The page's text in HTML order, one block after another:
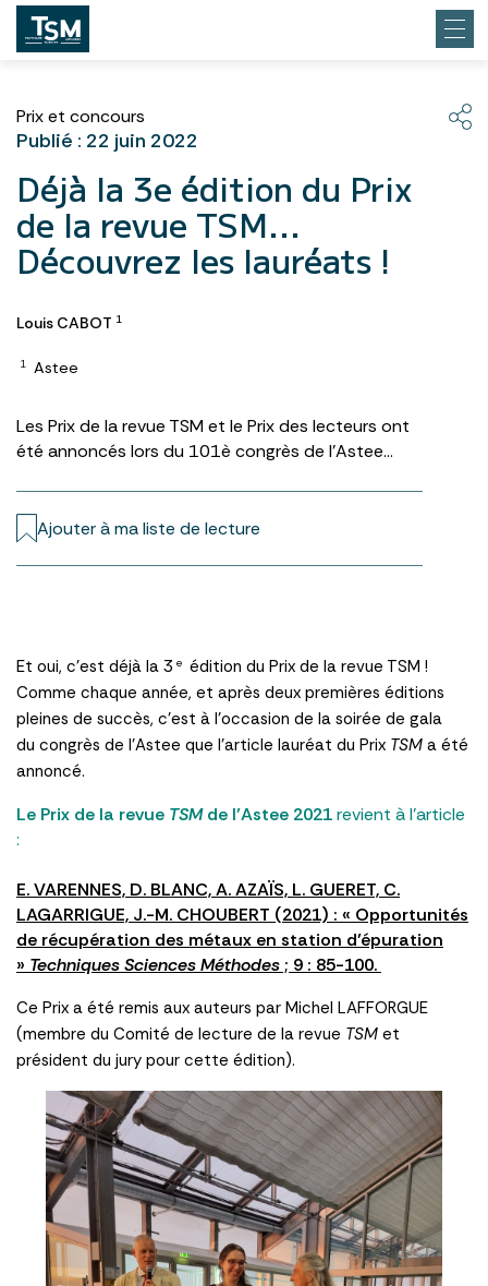
Prix et concours
Publié : 22 juin 2022
Déjà la 3e édition du Prix
de la revue TSM...
Découvrez les lauréats !
Louis CABOT 1
1 Astee
Les Prix de la revue TSM et le Prix des lecteurs ont
été annoncés lors du 101è congrès de l’Astee…
Ajouter à ma liste de lecture
Et oui, c’est déjà la 3 e édition du Prix de la revue TSM !
Comme chaque année, et après deux premières éditions
pleines de succès, c’est à l’occasion de la soirée de gala
du congrès de l’Astee que l’article lauréat du Prix TSM a été
annoncé.
Le Prix de la revue TSMde l’Astee 2021revient à l’article
:
E. VARENNES, D. BLANC, A. AZAÏS, L. GUERET, C.
LAGARRIGUE, J.-M. CHOUBERT (2021) : « Opportunités
de récupération des métaux en station d’épuration
» Techniques Sciences Méthodes ; 9 : 85-100.
Ce Prix a été remis aux auteurs par Michel LAFFORGUE
(membre du Comité de lecture de la revue TSM et
président du jury pour cette édition).